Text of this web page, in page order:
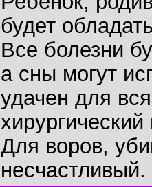
будет
Все болезни
а сны могут
удачен для
Для воров,
несчастливый.